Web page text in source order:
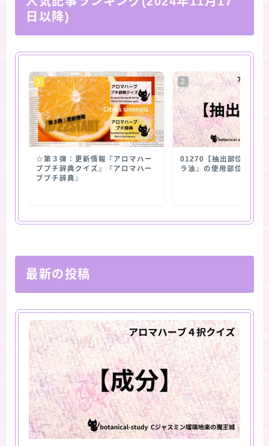
日以降)
☆第３弾：更新情報『アロマハー
ブプチ辞典クイズ』『アロマハー
ブプチ辞典』
01270【抽出部位】『カ
ラ油』の使用部位
最新の投稿